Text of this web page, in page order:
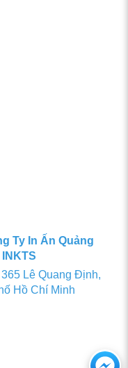
Ty In Ấn Quảng
365 Lê Quang Định,
Hồ Chí Minh